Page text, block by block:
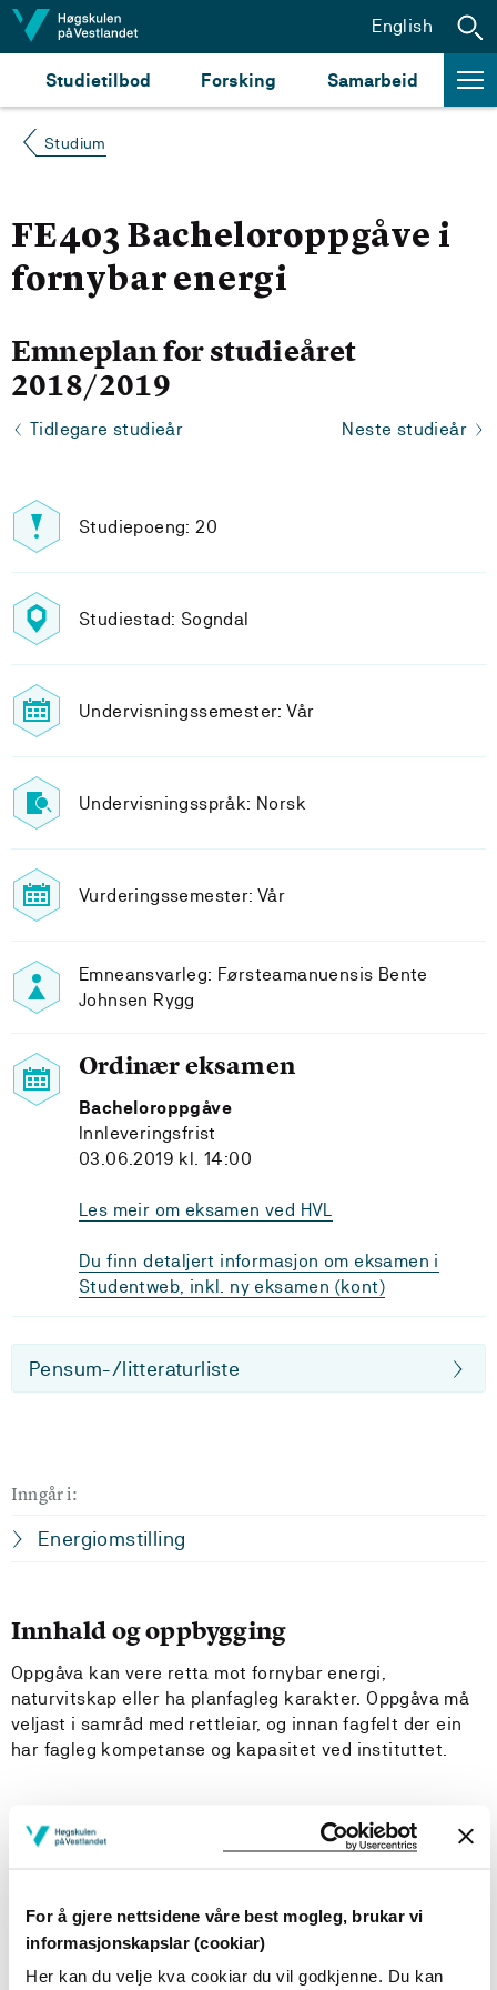
For å gjere nettsidene våre best mogleg, brukar vi
informasjonskapslar (cookiar)
Her kan du velje kva cookiar du vil godkjenne. Du kan
Hopp til innhald
Studietilbod Forsking Samarbeid
English
Studium
FE403 Bacheloroppgåve i
fornybar energi
Emneplan for studieåret
2018/2019
Tidlegare studieår Neste studieår
Studiepoeng: 20
Studiestad: Sogndal
Undervisningssemester: Vår
Undervisningsspråk: Norsk
Vurderingssemester: Vår
Emneansvarleg: Førsteamanuensis Bente
Johnsen Rygg
Ordinær eksamen
Bacheloroppgåve
Innleveringsfrist
03.06.2019 kl. 14:00
Les meir om eksamen ved HVL
Du finn detaljert informasjon om eksamen i
Studentweb, inkl. ny eksamen (kont)
Pensum-/litteraturliste
Inngår i:
Energiomstilling
Innhald og oppbygging
Oppgåva kan vere retta mot fornybar energi,
naturvitskap eller ha planfagleg karakter. Oppgåva må
veljast i samråd med rettleiar, og innan fagfelt der ein
har fagleg kompetanse og kapasitet ved instituttet.
Læringsutbytte
gjennomføring av et sjølvstendig prosjektarbeid
Studenten skal ha kunnskap om kva som
kjenneteiknar ei vitskapleg kjelde